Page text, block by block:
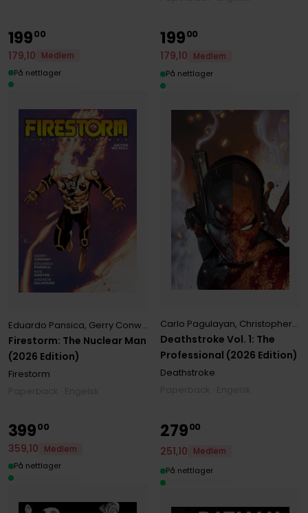
Firestorm: The Nuclear Man
(2026 Edition)
Eduardo Pansica, Gerry Conway
Firestorm
19900
179,10
Medlem
På nettlager
Deathstroke Vol. 1: The
Professional (2026 Edition)
Carlo Pagulayan, Christopher Priest
Deathstroke
19900
179,10
Medlem
På nettlager
39900
359,10
Medlem
På nettlager
27900
251,10
Medlem
På nettlager